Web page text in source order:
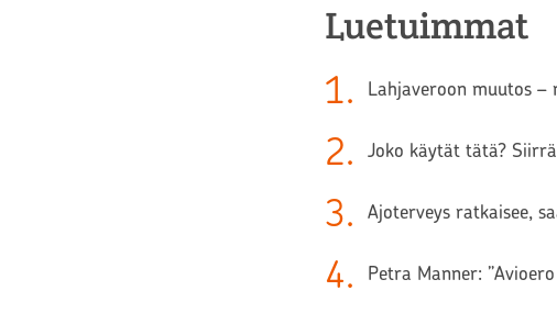
Luetuimmat
1. Lahjaveroon muutos –
2. Joko käytät tätä?
3. Ajoterveys ratkaisee,
4. Petra Manner: